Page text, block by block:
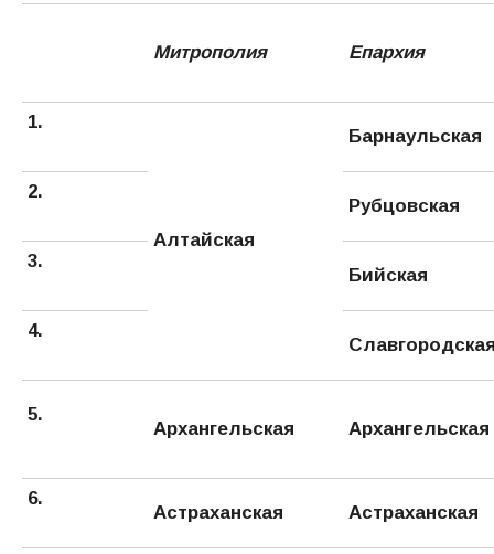
Митрополия Епархия
1.
Алтайская
Барнаульская
2.
Рубцовская
3.
Бийская
4.
5.
Архангельская Архангельская
6.
Астраханская Астраханская